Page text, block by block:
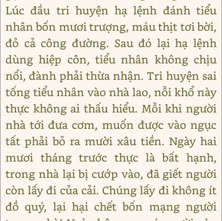
Lúc đầu tri huyện hạ lệnh đánh tiểu
nhân bốn mươi trượng, máu thịt tơi bời,
đỏ cả công đường. Sau đó lại hạ lệnh
dùng hiệp côn, tiểu nhân không chịu
nổi, đành phải thừa nhận. Tri huyện sai
tống tiểu nhân vào nhà lao, nỗi khổ này
thực không ai thấu hiểu. Mỗi khi người
nhà tới đưa cơm, muốn được vào ngục
tất phải bỏ ra mười xâu tiền. Ngày hai
mươi tháng trước thực là bất hạnh,
trong nhà lại bị cướp vào, đã giết người
còn lấy đi của cải. Chúng lấy đi không ít
đồ quý, lại hại chết bốn mạng người